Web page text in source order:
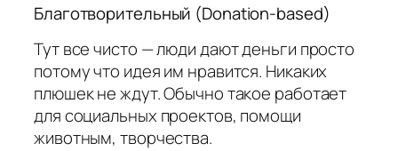
Благотворительный (Donation-based)
Тут все чисто — люди дают деньги просто
потому что идея им нравится. Никаких
плюшек не ждут. Обычно такое работает
для социальных проектов, помощи
животным, творчества.